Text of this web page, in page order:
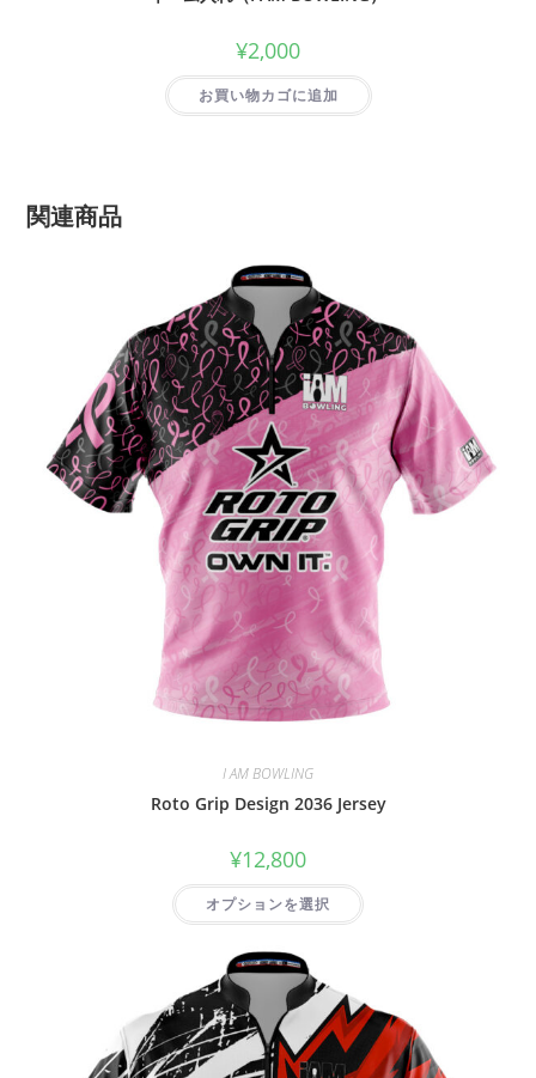
¥2,000
お買い物カゴに追加
関連商品
I AM BOWLING
Roto Grip Design 2036 Jersey
¥12,800
オプションを選択